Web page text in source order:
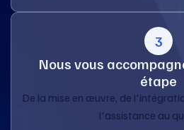
3
Nous vous
étape
De la mise en œuvre, de
l'assistance au